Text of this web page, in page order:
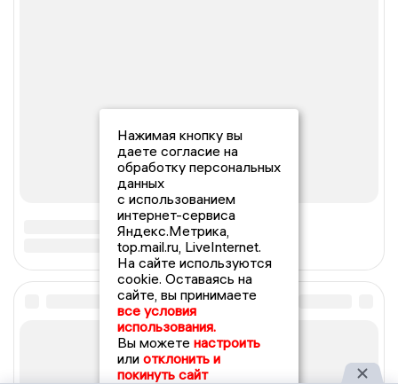
Нажимая кнопку вы
даете согласие на
обработку персональных
данных
с использованием
интернет-сервиса
Яндекс.Метрика,
top.mail.ru, LiveInternet.
На сайте используются
cookie. Оставаясь на
сайте, вы принимаете
все условия
использования.
Вы можете настроить
или отклонить и
покинуть сайт